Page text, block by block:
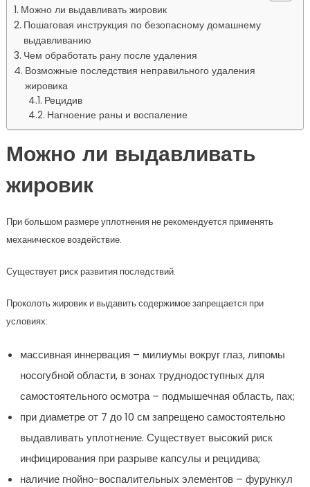
Можно ли выдавливать жировик
Пошаговая инструкция по безопасному домашнему
выдавливанию
Чем обработать рану после удаления
Возможные последствия неправильного удаления
жировика
Рецидив
Нагноение раны и воспаление
Можно ли выдавливать
жировик
При большом размере уплотнения не рекомендуется применять
механическое воздействие.
Существует риск развития последствий.
Проколоть жировик и выдавить содержимое запрещается при
условиях:
массивная иннервация – милиумы вокруг глаз, липомы
носогубной области, в зонах труднодоступных для
самостоятельного осмотра – подмышечная область, пах;
при диаметре от 7 до 10 см запрещено самостоятельно
выдавливать уплотнение. Существует высокий риск
инфицирования при разрыве капсулы и рецидива;
наличие гнойно-воспалительных элементов – фурункул